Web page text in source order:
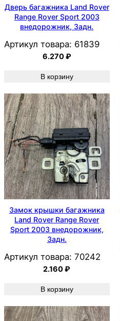
Дверь багажника Land Rover
Range Rover Sport 2003
внедорожник, Задн.
Артикул товара: 61839
6.270₽
В корзину
Замок крышки багажника
Land Rover Range Rover
Sport 2003 внедорожник,
Задн.
Артикул товара: 70242
2.160₽
В корзину